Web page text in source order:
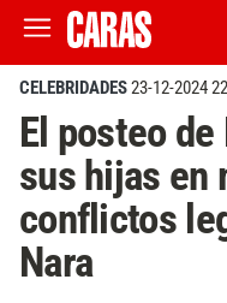
CELEBRIDADES23-12-2024
El posteo
sus hijas en
conflictos
Nara